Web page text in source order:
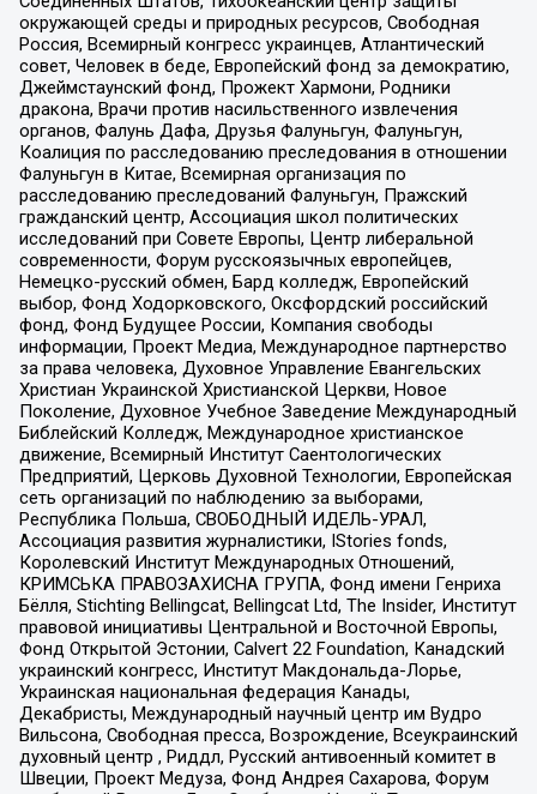
окружающей среды и природных ресурсов, Свободная
Россия, Всемирный конгресс украинцев, Атлантический
совет, Человек в беде, Европейский фонд за демократию,
Джеймстаунский фонд, Прожект Хармони, Родники
дракона, Врачи против насильственного извлечения
органов, Фалунь Дафа, Друзья Фалуньгун, Фалуньгун,
Коалиция по расследованию преследования в отношении
Фалуньгун в Китае, Всемирная организация по
расследованию преследований Фалуньгун, Пражский
гражданский центр, Ассоциация школ политических
исследований при Совете Европы, Центр либеральной
современности, Форум русскоязычных европейцев,
Немецко-русский обмен, Бард колледж, Европейский
выбор, Фонд Ходорковского, Оксфордский российский
фонд, Фонд Будущее России, Компания свободы
информации, Проект Медиа, Международное партнерство
за права человека, Духовное Управление Евангельских
Христиан Украинской Христианской Церкви, Новое
Поколение, Духовное Учебное Заведение Международный
Библейский Колледж, Международное христианское
движение, Всемирный Институт Саентологических
Предприятий, Церковь Духовной Технологии, Европейская
сеть организаций по наблюдению за выборами,
Республика Польша, СВОБОДНЫЙ ИДЕЛЬ-УРАЛ,
Ассоциация развития журналистики, IStories fonds,
Королевский Институт Международных Отношений,
КРИМСЬКА ПРАВОЗАХИСНА ГРУПА, Фонд имени Генриха
Бёлля, Stichting Bellingcat, Bellingcat Ltd, The Insider, Институт
правовой инициативы Центральной и Восточной Европы,
Фонд Открытой Эстонии, Calvert 22 Foundation, Канадский
украинский конгресс, Институт Макдональда-Лорье,
Украинская национальная федерация Канады,
Декабристы, Международный научный центр им Вудро
Вильсона, Свободная пресса, Возрождение, Всеукраинский
духовный центр , Риддл, Русский антивоенный комитет в
Швеции, Проект Медуза, Фонд Андрея Сахарова, Форум